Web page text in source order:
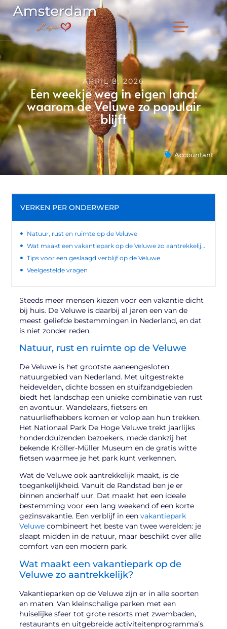
APRIL 8, 2026
Een weekje weg in eigen land:
waarom de Veluwe zo populair
blijft
Accountant
Steeds meer mensen kiezen voor een vakantie dicht
bij huis. De Veluwe is daarbij al jaren een van de
meest geliefde bestemmingen in Nederland, en dat
is niet zonder reden.
Natuur, rust en ruimte op de Veluwe
De Veluwe is het grootste aaneengesloten
natuurgebied van Nederland. Met uitgestrekte
heidevelden, dichte bossen en stuifzandgebieden
biedt het landschap een unieke combinatie van rust
en avontuur. Wandelaars, fietsers en
natuurliefhebbers komen er volop aan hun trekken.
Het Nationaal Park De Hoge Veluwe trekt jaarlijks
honderdduizenden bezoekers, mede dankzij het
bekende Kröller-Müller Museum en de gratis witte
fietsen waarmee je het park kunt verkennen.
Wat de Veluwe ook aantrekkelijk maakt, is de
toegankelijkheid. Vanuit de Randstad ben je er
binnen anderhalf uur. Dat maakt het een ideale
bestemming voor een lang weekend of een korte
gezinsvakantie. Een verblijf in eenvakantiepark
Veluwe combineert het beste van twee werelden: je
slaapt midden in de natuur, maar beschikt over alle
comfort van een modern park.
Wat maakt een vakantiepark op de
Veluwe zo aantrekkelijk?
Vakantieparken op de Veluwe zijn er in alle soorten
en maten. Van kleinschalige parken met een
huiselijke sfeer tot grote resorts met zwembaden,
restaurants en uitgebreide activiteitenprogramma’s.
VERKEN PER ONDERWERP
Natuur, rust en ruimte op de Veluwe
Wat maakt een vakantiepark op de Veluwe zo aantrekkelijk?
Tips voor een geslaagd verblijf op de Veluwe
Veelgestelde vragen